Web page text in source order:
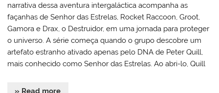
narrativa dessa aventura intergaláctica acompanha as
façanhas de Senhor das Estrelas, Rocket Raccoon, Groot,
Gamora e Drax, o Destruidor, em uma jornada para proteger
o universo. A série começa quando o grupo descobre um
artefato estranho ativado apenas pelo DNA de Peter Quill,
mais conhecido como Senhor das Estrelas. Ao abri-lo, Quill